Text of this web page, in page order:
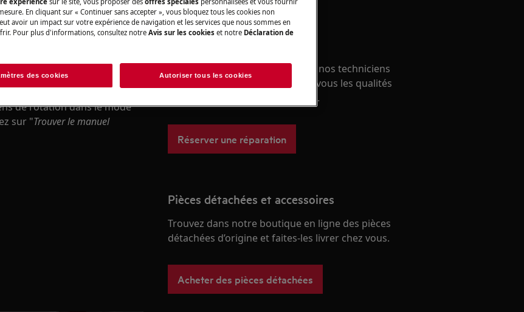
le lave-linge ne fuie.
avec des outils (par exemple
les pièces en plastique.
de rotation dans le mode
sur "Trouver le manuel
Fixez un rendez-vous avec un de nos techniciens
qualifiés AEG et découvrez chez vous les qualités
professionnelles de nos services.
Réserver une réparation
Pièces détachées et accessoires
Trouvez dans notre boutique en ligne des pièces
détachées d’origine et faites-les livrer chez vous.
Acheter des pièces détachées
En cliquant sur « Continuer sans accepter », vous bloquez tous les cookies non
avoir un impact sur votre expérience de navigation et les services que nous sommes en
Pour plus d'informations, consultez notreAvis sur les cookies et notre Déclaration de
des cookies Autoriser tous les cookies